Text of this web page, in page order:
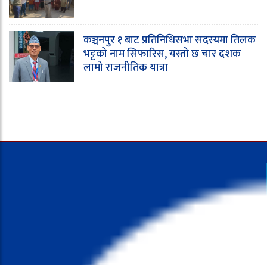
कञ्चनपुर १ बाट प्रतिनिधिसभा सदस्यमा तिलक
भट्टको नाम सिफारिस, यस्तो छ चार दशक
लामो राजनीतिक यात्रा